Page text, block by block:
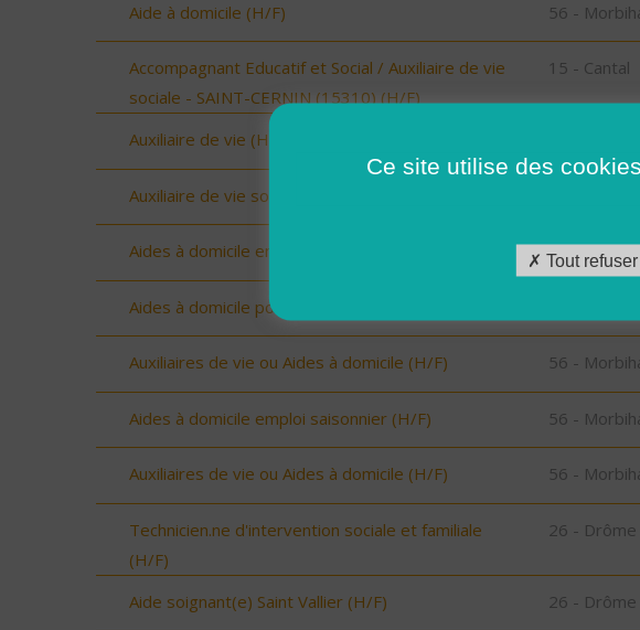
Aide à domicile (H/F) 56 -
Accompagnant Educatif et Social / Auxiliaire de vie
sociale - SAINT-CERNIN (15310) (H/F)
15 - Cantal
Auxiliaire de vie (H/F)
Auxiliaire de vie sociale Upie (H/F)
Aides à domicile emploi saisonnier (H/F) 56 -
Aides à domicile pour renfort été (H/F)
Auxiliaires de vie ou Aides à domicile (H/F) 56 -
Aides à domicile emploi saisonnier (H/F) 56 -
Auxiliaires de vie ou Aides à domicile (H/F) 56 -
Technicien.ne d'intervention sociale et familiale
(H/F)
26 - Drôme
Aide soignant(e) Saint Vallier (H/F) 26 - Drôme
Ce site utilise des
Tout refuser